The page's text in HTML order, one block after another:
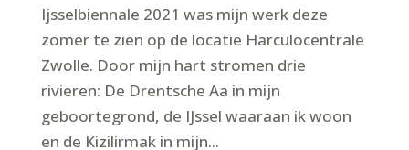
Ijsselbiennale 2021 was mijn werk deze
zomer te zien op de locatie Harculocentrale
Zwolle. Door mijn hart stromen drie
rivieren: De Drentsche Aa in mijn
geboortegrond, de IJssel waaraan ik woon
en de Kizilirmak in mijn...